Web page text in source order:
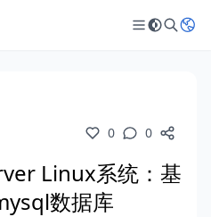
0 0
Linux系统：基
数据库